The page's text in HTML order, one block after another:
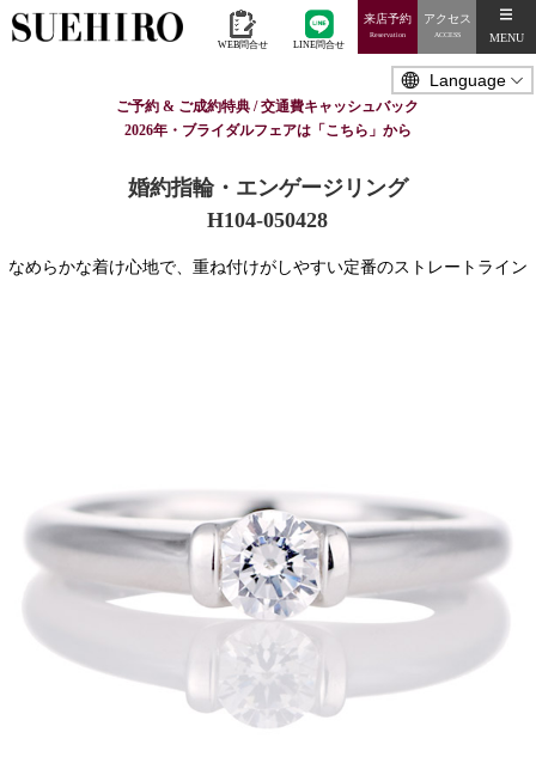
WEB問合せ LINE問合せ
来店予約
Reservation
アクセス
ACCESS MENU
ご予約 & ご成約特典 / 交通費キャッシュバック
2026年・ブライダルフェアは「こちら」から
婚約指輪・エンゲージリング
H104-050428
なめらかな着け心地で、重ね付けがしやすい定番のストレートライン